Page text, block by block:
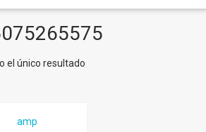
el único resultado